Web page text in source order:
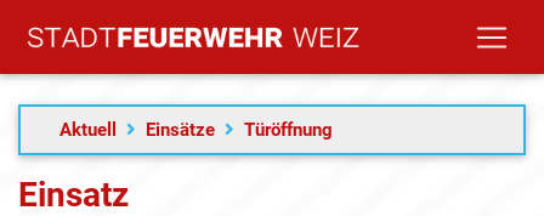
Aktuell Einsätze Türöffnung
Einsatz